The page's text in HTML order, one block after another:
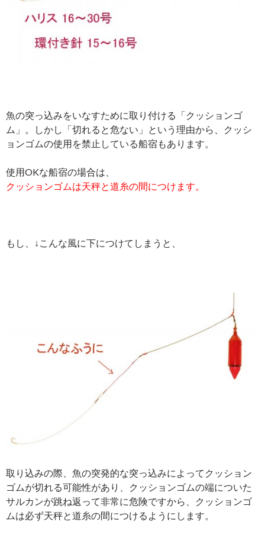
魚の突っ込みをいなすために取り付ける「クッションゴ
ム」。しかし「切れると危ない」という理由から、クッシ
ョンゴムの使用を禁止している船宿もあります。
使用OKな船宿の場合は、
クッションゴムは天秤と道糸の間につけます。
もし、↓こんな風に下につけてしまうと、
取り込みの際、魚の突発的な突っ込みによってクッション
ゴムが切れる可能性があり、クッションゴムの端についた
サルカンが跳ね返って非常に危険ですから、クッションゴ
ムは必ず天秤と道糸の間につけるようにします。